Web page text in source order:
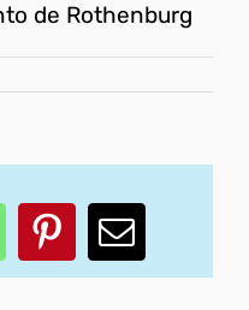
de Rothenburg
PinterestCorreo